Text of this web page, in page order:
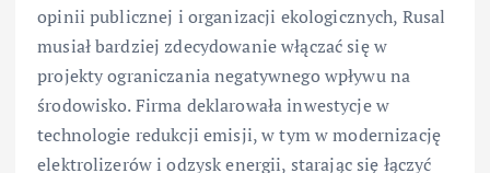
opinii publicznej i organizacji ekologicznych, Rusal
musiał bardziej zdecydowanie włączać się w
projekty ograniczania negatywnego wpływu na
środowisko. Firma deklarowała inwestycje w
technologie redukcji emisji, w tym w modernizację
elektrolizerów i odzysk energii, starając się łączyć